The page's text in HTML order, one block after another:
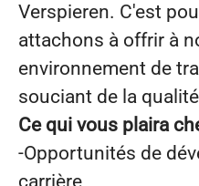
Verspieren. C'est
attachons à offrir à
environnement de
souciant de la
Ce qui vous plaira
-Opportunités de
carrière